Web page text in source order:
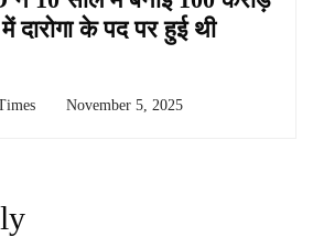
दारोगा के पद पर हुई थी
November 5, 2025